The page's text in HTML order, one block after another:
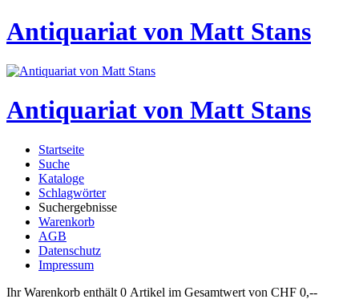
Antiquariat von Matt Stans
Antiquariat von Matt Stans
Startseite
Suche
Kataloge
Schlagwörter
Suchergebnisse
Warenkorb
AGB
Datenschutz
Impressum
Ihr Warenkorb enthält 0 Artikel im Gesamtwert von CHF 0,--